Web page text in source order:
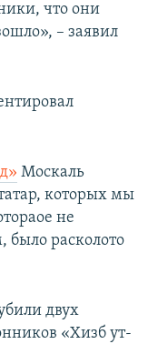
что они
– заявил
Москаль
которых мы
не
было расколото
двух
«Хизб ут-